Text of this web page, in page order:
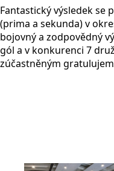
Fantastický výsledek se
(prima a sekunda) v
bojovný a zodpovědný
gól a v konkurenci 7
zúčastněným